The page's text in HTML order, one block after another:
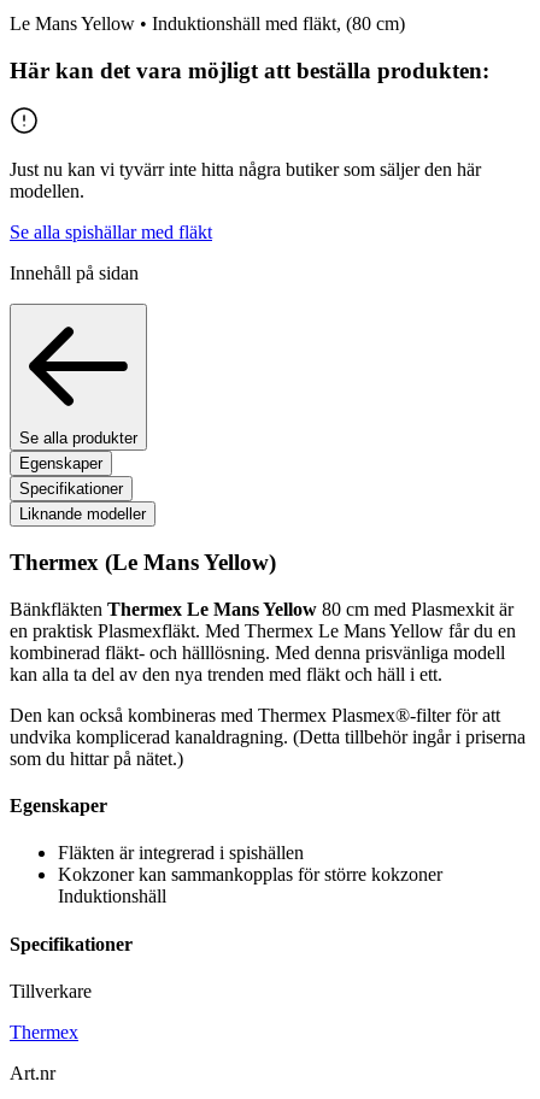
Le Mans Yellow • Induktionshäll med fläkt, (80 cm)
Här kan det vara möjligt att beställa produkten:
Just nu kan vi tyvärr inte hitta några butiker som säljer den här
modellen.
Se alla spishällar med fläkt
Innehåll på sidan
Se alla produkter
Egenskaper
Specifikationer
Liknande modeller
Thermex (Le Mans Yellow)
Bänkfläkten Thermex Le Mans Yellow 80 cm med Plasmexkit är
en praktisk Plasmexfläkt. Med Thermex Le Mans Yellow får du en
kombinerad fläkt- och hälllösning. Med denna prisvänliga modell
kan alla ta del av den nya trenden med fläkt och häll i ett.
Den kan också kombineras med Thermex Plasmex®-filter för att
undvika komplicerad kanaldragning. (Detta tillbehör ingår i priserna
som du hittar på nätet.)
Egenskaper
Fläkten är integrerad i spishällen
Kokzoner kan sammankopplas för större kokzoner
Induktionshäll
Specifikationer
Tillverkare
Thermex
Art.nr